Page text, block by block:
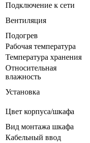
Подключение к сети
Вентиляция
Подогрев
Рабочая температура
Температура хранения
Относительная
влажность
Установка
Цвет корпуса/шкафа
Вид монтажа шкафа
Кабельный ввод